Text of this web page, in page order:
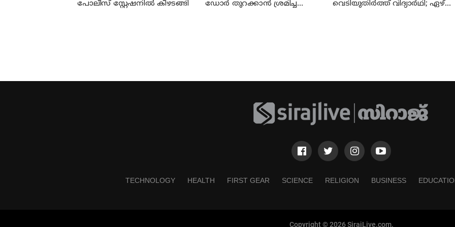
പോലീസ് സ്റ്റേഷനില്‍ കീഴടങ്ങി
ഡോര്‍ തുറക്കാന്‍ ശ്രമിച്ച
വെടിയുതിർത്ത് വിദ്യാർഥി; ഏഴ്
TECHNOLOGY HEALTH FIRST GEAR SCIENCE RELIGION BUSINESS
Copyright © 2026 SirajLive.com.